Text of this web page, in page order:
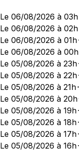
Le 06/08/2026 à 03h
Le 06/08/2026 à 02h
Le 06/08/2026 à 01h
Le 06/08/2026 à 00h
Le 05/08/2026 à 23h
Le 05/08/2026 à 22h
Le 05/08/2026 à 21h
Le 05/08/2026 à 20h
Le 05/08/2026 à 19h
Le 05/08/2026 à 18h
Le 05/08/2026 à 17h
Le 05/08/2026 à 16h